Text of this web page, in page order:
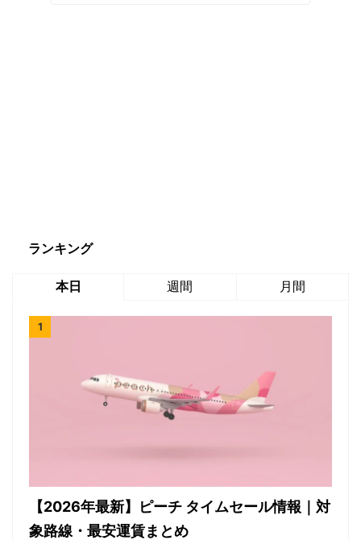
ランキング
本日 週間 月間
【2026年最新】ピーチ タイムセール情報｜対
象路線・最安運賃まとめ